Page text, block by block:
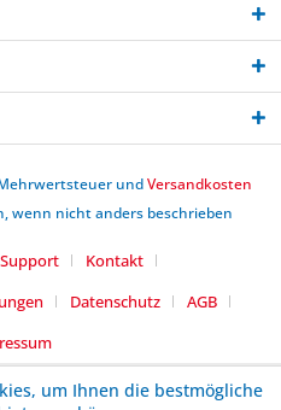
undVersandkosten
wenn nicht anders beschrieben
Kontakt
Datenschutz
AGB
um Ihnen die bestmögliche